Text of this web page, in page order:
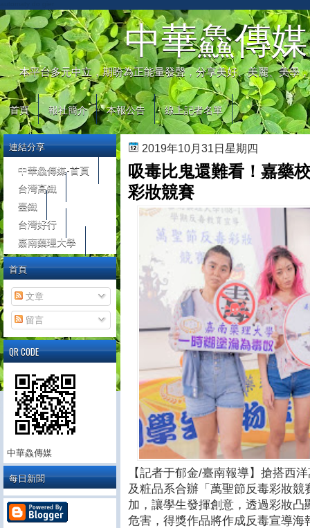
中華鱻傳媒
本平台多元中立，期盼為正能量發聲，分享美好、美麗、美學
首頁 報社簡介 本報公告 線上記者名單
2019年10月31日星期四
吸毒比鬼還難看！嘉藥
彩妝競賽
【記者于郁金/臺南報導】搶搭西
及粧品系合辦「萬聖節反毒彩妝
加，讓學生發揮創意，透過彩妝
危害，得獎作品將作成反毒宣導
連結分享
中華鱻傳媒-首頁
台灣高鐵
臺鐵
台灣好行
嘉南藥理大學
首頁
文章
留言
QR CODE
中華鱻傳媒
每日新聞